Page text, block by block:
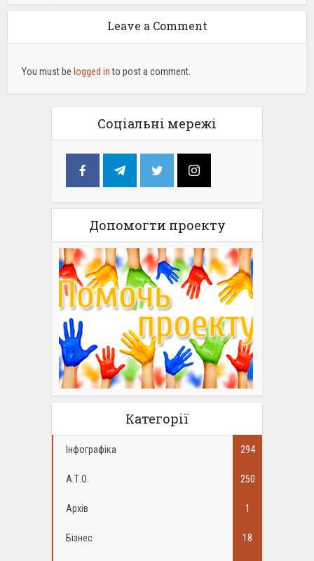
Leave a Comment
You must be logged into post a comment.
Соціальні мережі
Допомогти проекту
Категорії
Інфографіка 294
А.Т.О. 250
Архів 1
Бізнес 18